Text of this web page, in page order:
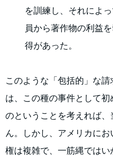
を訓練し、それによ
員から著作物の利益
得があった。
このような「包括的」な
は、この種の事件として
のということを考えれば
ん。しかし、アメリカに
権は複雑で、一筋縄ではい